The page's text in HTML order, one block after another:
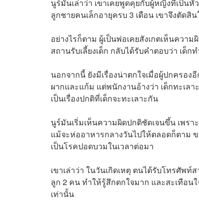
นูร์มันเล่าว่า เขาเคยพูดคุยกับผู้หญิงที่เป็น
ลูกชายคนเล็กอายุครบ 3 เดือน เขาจึงตัดสิน
อย่างไรก็ตาม ผู้เป็นพ่อเคยสังเกตเห็นคว
สถานรับเลี้ยงเด็ก กลับได้รับคำตอบว่า เด็ก
นอกจากนี้ ยังมีเรื่องน่าตกใจเมื่อผู้ปกครอ
ผากและแก้ม แต่พนักงานอ้างว่า เด็กทะเลา
เป็นเรื่องปกติที่เด็กจะทะเลาะกัน
นูร์มันเริ่มเห็นความผิดปกติชัดเจนขึ้น เพร
แม้จะห่ออาหารกลางวันไปให้ตลอดก็ตาม
เป็นโรคปอดบวมในเวลาต่อมา
เขาเล่าว่า ในวันเกิดเหตุ ตนได้รับโทรศัพ
ลูก 2 คน ทำให้รู้สึกตกใจมาก และสะเทือน
เท่านั้น